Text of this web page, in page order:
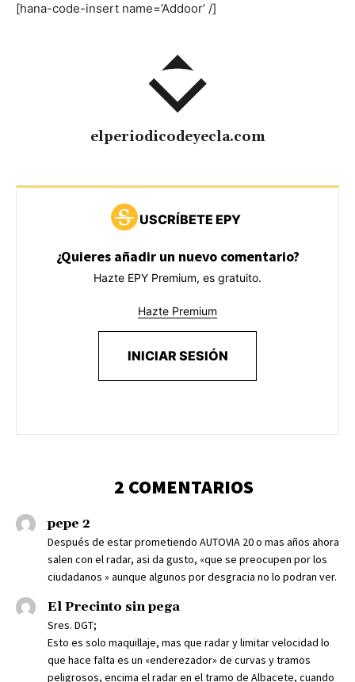
[hana-code-insert name=’Addoor’ /]
elperiodicodeyecla.com
USCRÍBETE EPY
¿Quieres añadir un nuevo comentario?
Hazte EPY Premium, es gratuito.
Hazte Premium
INICIAR SESIÓN
2 COMENTARIOS
pepe 2
Después de estar prometiendo AUTOVIA 20 o mas años ahora
salen con el radar, asi da gusto, «que se preocupen por los
ciudadanos » aunque algunos por desgracia no lo podran ver.
El Precinto sin pega
Sres. DGT;
Esto es solo maquillaje, mas que radar y limitar velocidad lo
que hace falta es un «enderezador» de curvas y tramos
peligrosos, encima el radar en el tramo de Albacete, cuando